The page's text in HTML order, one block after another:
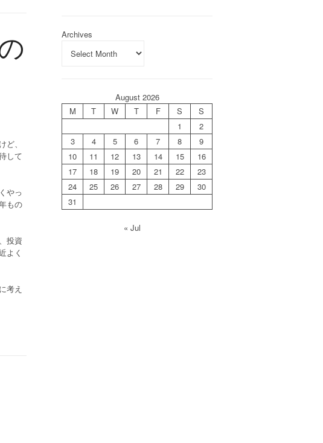
、
して
やっ
もの
投資
よく
考え
Archives
August 2026
M
T W T F S
S
1
2
3
4 5 6 7 8
9
10
11 12 13 14 15
16
17
18 19 20 21 22
23
24
25 26 27 28 29
30
31
« Jul